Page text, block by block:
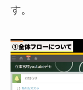
す。